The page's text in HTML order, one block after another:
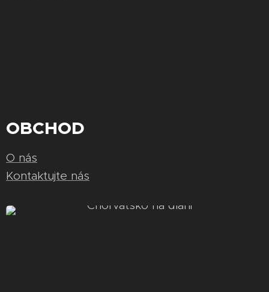
OBCHOD
O nás
Kontaktujte nás